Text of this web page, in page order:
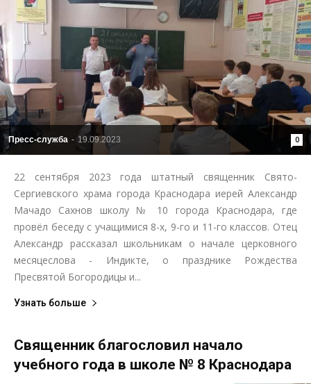
Пресс-служба - 19.09.2023 0
22 сентября 2023 года штатный священник Свято-
Сергиевского храма города Краснодара иерей Александр
Мачадо Сахнов школу № 10 города Краснодара, где
провёл беседу с учащимися 8-х, 9-го и 11-го классов. Отец
Александр рассказал школьникам о начале церковного
месяцеслова - Индикте, о празднике Рождества
Пресвятой Богородицы и...
Узнать больше
Священник благословил начало
учебного года в школе № 8 Краснодара